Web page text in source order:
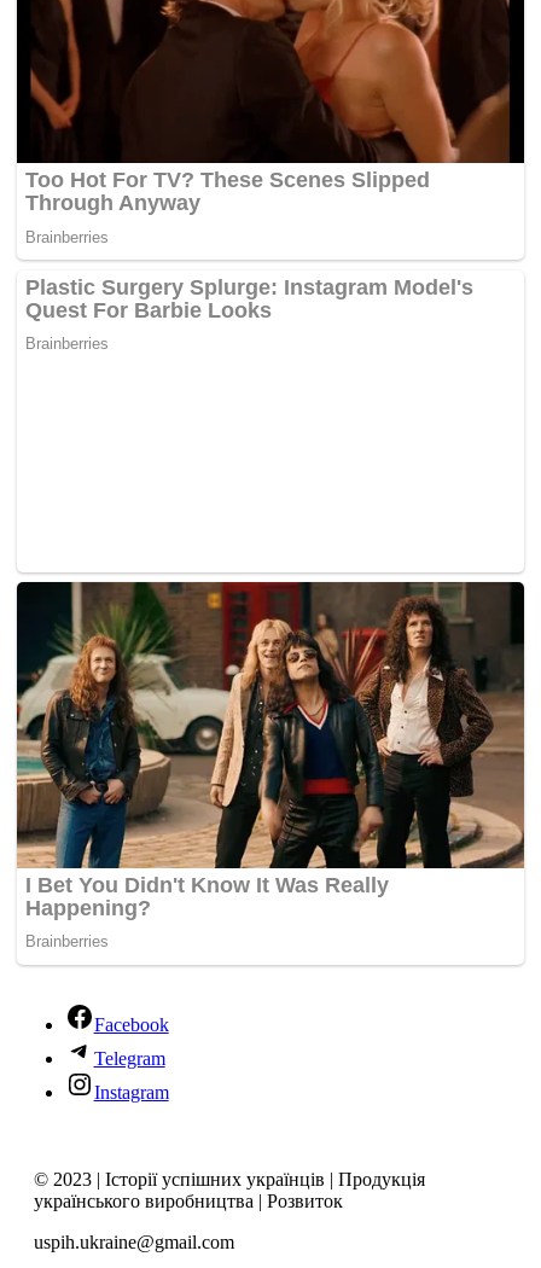
Facebook
Telegram
Instagram
© 2023 | Історії успішних українців | Продукція
українського виробництва | Розвиток
uspih.ukraine@gmail.com